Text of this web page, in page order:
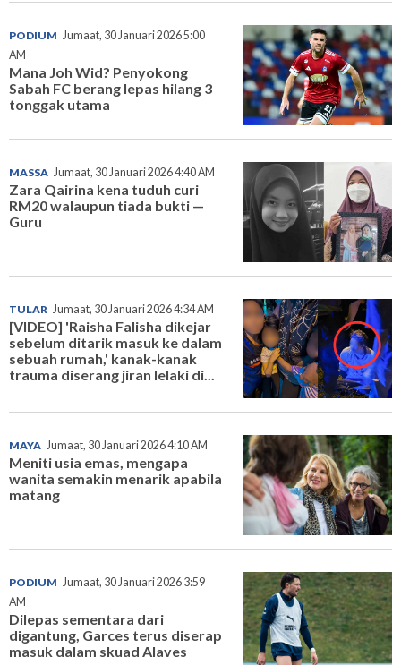
PODIUM Jumaat, 30 Januari 2026 5:00
AM
Mana Joh Wid? Penyokong
Sabah FC berang lepas hilang 3
tonggak utama
MASSA Jumaat, 30 Januari 2026 4:40 AM
Zara Qairina kena tuduh curi
RM20 walaupun tiada bukti —
Guru
TULAR Jumaat, 30 Januari 2026 4:34 AM
[VIDEO] 'Raisha Falisha dikejar
sebelum ditarik masuk ke dalam
sebuah rumah,' kanak-kanak
trauma diserang jiran lelaki di...
MAYA Jumaat, 30 Januari 2026 4:10 AM
Meniti usia emas, mengapa
wanita semakin menarik apabila
matang
PODIUM Jumaat, 30 Januari 2026 3:59
AM
Dilepas sementara dari
digantung, Garces terus diserap
masuk dalam skuad Alaves